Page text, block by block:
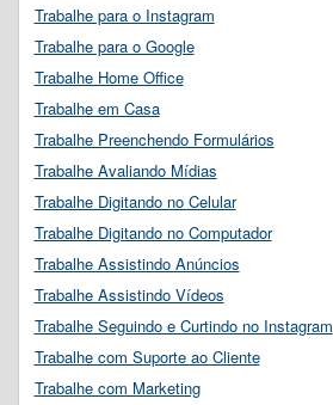
Trabalhe para o Instagram
Trabalhe para o Google
Trabalhe Home Office
Trabalhe em Casa
Trabalhe Preenchendo Formulários
Trabalhe Avaliando Mídias
Trabalhe Digitando no Celular
Trabalhe Digitando no Computador
Trabalhe Assistindo Anúncios
Trabalhe Assistindo Vídeos
Trabalhe Seguindo e Curtindo no Instagram
Trabalhe com Suporte ao Cliente
Trabalhe com Marketing